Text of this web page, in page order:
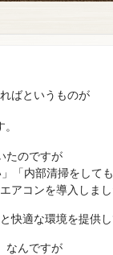
ばというものが
たのですが
「内部清掃をして
アコンを導入しま
快適な環境を提供
んですが